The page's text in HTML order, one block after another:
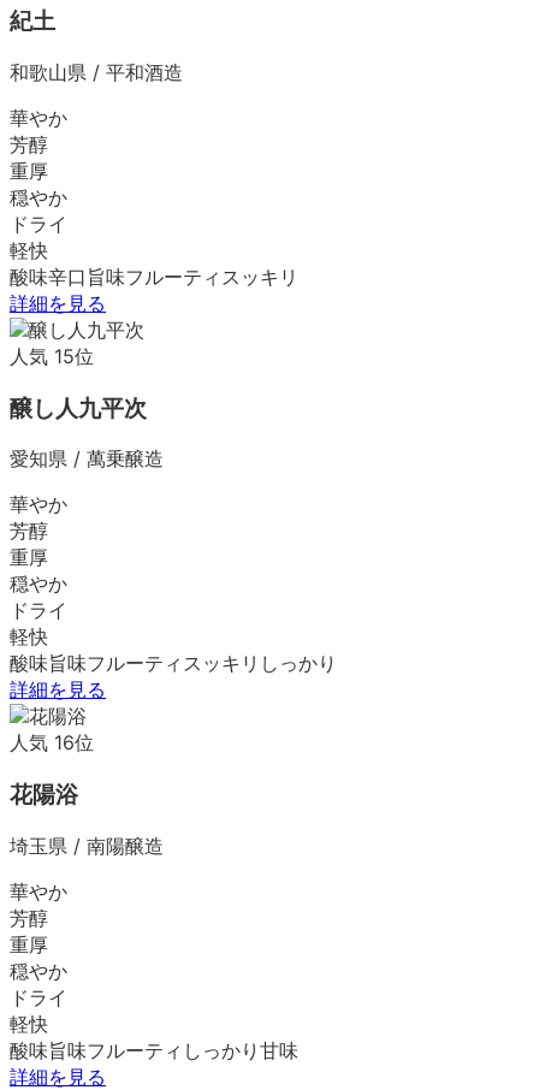
紀土
和歌山県 / 平和酒造
華やか
芳醇
重厚
穏やか
ドライ
軽快
酸味辛口 旨味フルーティ スッキリ
詳細を見る
人気 15位
醸し人九平次
愛知県 / 萬乗醸造
華やか
芳醇
重厚
穏やか
ドライ
軽快
酸味旨味フルーティ スッキリ しっかり
詳細を見る
人気 16位
花陽浴
埼玉県 / 南陽醸造
華やか
芳醇
重厚
穏やか
ドライ
軽快
酸味旨味フルーティ しっかり 甘味
詳細を見る